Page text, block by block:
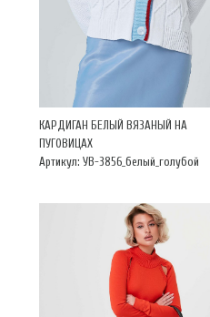
КАРДИГАН БЕЛЫЙ ВЯЗАНЫЙ НА
ПУГОВИЦАХ
Артикул: УВ-3856_белый_голубой